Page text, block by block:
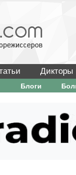
Дикторы
Блоги